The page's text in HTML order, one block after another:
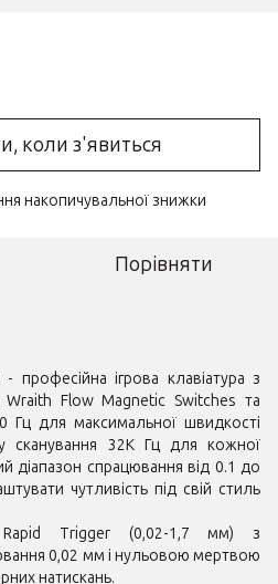
коли з'явиться
накопичувальної знижки
Порівняти
- професійна ігрова клавіатура з
Wraith Flow Magnetic Switches та
Гц для максимальної швидкості
сканування 32K Гц для кожної
діапазон спрацювання від 0.1 до
чутливість під свій стиль
Rapid Trigger (0,02-1,7 мм) з
0,02 мм і нульовою мертвою
натискань.